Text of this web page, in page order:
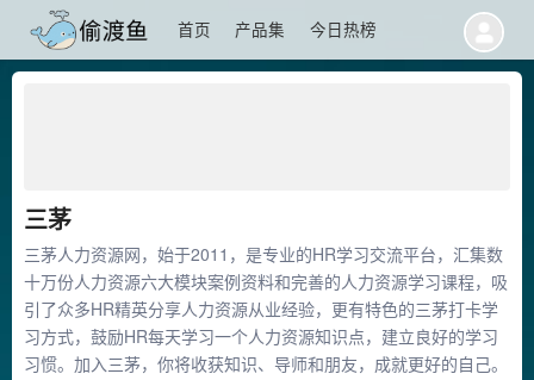
首页 产品集 今日热榜
三茅
三茅人力资源网，始于2011，是专业的HR学习交流平台，汇集数
十万份人力资源六大模块案例资料和完善的人力资源学习课程，吸
引了众多HR精英分享人力资源从业经验，更有特色的三茅打卡学
习方式，鼓励HR每天学习一个人力资源知识点，建立良好的学习
习惯。加入三茅，你将收获知识、导师和朋友，成就更好的自己。